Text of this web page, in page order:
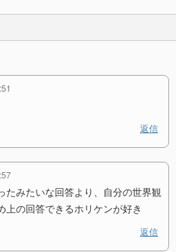
返信
たみたいな回答より、自分の世界観
上の回答できるホリケンが好き
返信